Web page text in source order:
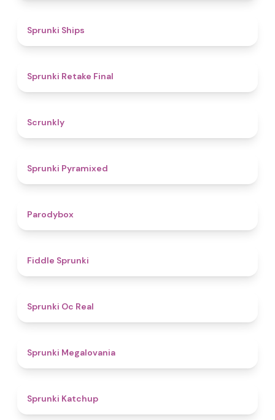
Sprunki Ships
Sprunki Retake Final
Scrunkly
Sprunki Pyramixed
Parodybox
Fiddle Sprunki
Sprunki Oc Real
Sprunki Megalovania
Sprunki Katchup